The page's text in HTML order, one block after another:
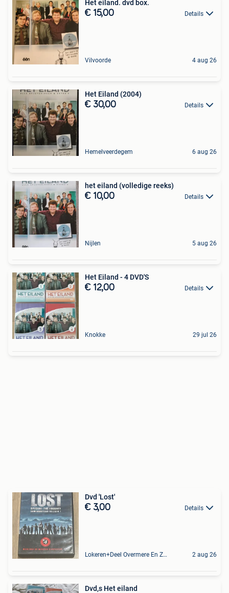
Het eiland. dvd box.
€ 15,00 Details
Vilvoorde 4 aug 26
Het Eiland (2004)
€ 30,00 Details
Hemelveerdegem 6 aug 26
het eiland (volledige reeks)
€ 10,00 Details
Nijlen 5 aug 26
Het Eiland - 4 DVD'S
€ 12,00 Details
Knokke 29 jul 26
Dvd 'Lost'
€ 3,00 Details
Lokeren+Deel Overmere En Zele 2 aug 26
Dvd,s Het eiland